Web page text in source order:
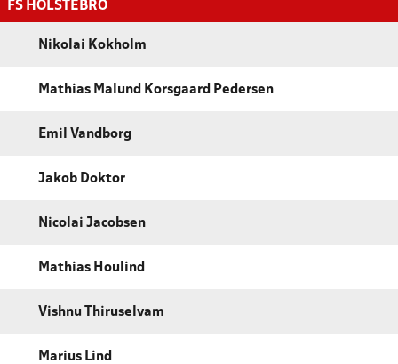
FS HOLSTEBRO
Nikolai Kokholm
Mathias Malund Korsgaard Pedersen
Emil Vandborg
Jakob Doktor
Nicolai Jacobsen
Mathias Houlind
Vishnu Thiruselvam
Marius Lind